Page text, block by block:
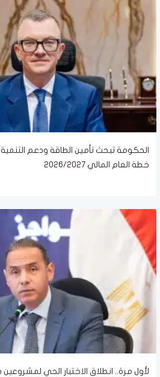
الحكومة تبحث تأمين الطاقة ودعم
خطة العام المالي 2026/2027
لأول مرة.. انطلاق الاختبار الحي